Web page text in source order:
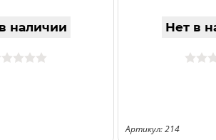
наличии Нет в
Артикул: 214